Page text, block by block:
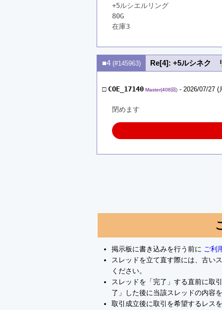
+5ルシエルリング
80G
在庫3
■4 (#145963) Re[4]: +5ルシネク
□ COE_17140 Master(408回) - 2026/07/27
閉めます
掲示板に書き込みを行う前に ご利
スレッドを立て直す際には、古い
ください。
スレッドを「完了」する直前に取
了」した後に当該スレッドの内容
取引成立後に取引を希望するレス